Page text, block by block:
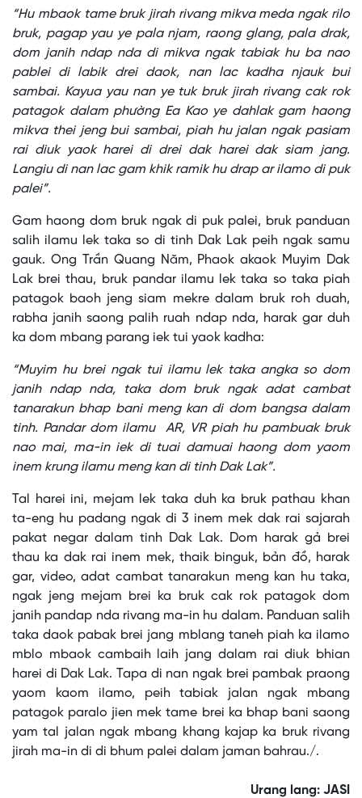
“Hu mbaok tame bruk jirah rivang mikva meda ngak rilo
bruk, pagap yau ye pala njam, raong glang, pala drak,
dom janih ndap nda di mikva ngak tabiak hu ba nao
pablei di labik drei daok, nan lac kadha njauk bui
sambai. Kayua yau nan ye tuk bruk jirah rivang cak rok
patagok dalam phường Ea Kao ye dahlak gam haong
mikva thei jeng bui sambai, piah hu jalan ngak pasiam
rai diuk yaok harei di drei dak harei dak siam jang.
Langiu di nan lac gam khik ramik hu drap ar ilamo di puk
palei”.
Gam haong dom bruk ngak di puk palei, bruk panduan
salih ilamu lek taka so di tinh Dak Lak peih ngak samu
gauk. Ong Trần Quang Năm, Phaok akaok Muyim Dak
Lak brei thau, bruk pandar ilamu lek taka so taka piah
patagok baoh jeng siam mekre dalam bruk roh duah,
rabha janih saong palih ruah ndap nda, harak gar duh
ka dom mbang parang iek tui yaok kadha:
“Muyim hu brei ngak tui ilamu lek taka angka so dom
janih ndap nda, taka dom bruk ngak adat cambat
tanarakun bhap bani meng kan di dom bangsa dalam
tinh. Pandar dom ilamu AR, VR piah hu pambuak bruk
nao mai, ma-in iek di tuai damuai haong dom yaom
inem krung ilamu meng kan di tinh Dak Lak”.
Tal harei ini, mejam lek taka duh ka bruk pathau khan
ta-eng hu padang ngak di 3 inem mek dak rai sajarah
pakat negar dalam tinh Dak Lak. Dom harak gả brei
thau ka dak rai inem mek, thaik binguk, bản đồ, harak
gar, video, adat cambat tanarakun meng kan hu taka,
ngak jeng mejam brei ka bruk cak rok patagok dom
janih pandap nda rivang ma-in hu dalam. Panduan salih
taka daok pabak brei jang mblang taneh piah ka ilamo
mblo mbaok cambaih laih jang dalam rai diuk bhian
harei di Dak Lak. Tapa di nan ngak brei pambak praong
yaom kaom ilamo, peih tabiak jalan ngak mbang
patagok paralo jien mek tame brei ka bhap bani saong
yam tal jalan ngak mbang khang kajap ka bruk rivang
jirah ma-in di di bhum palei dalam jaman bahrau./.
Urang lang: JASI